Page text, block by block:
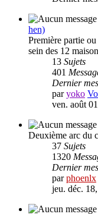
hen)
Première partie
sein des 12
13 Sujets
401
Dernier
paryoko
ven. août
Deuxième arc du
37 Sujets
1320
Dernier
parphoenlx
jeu. déc.